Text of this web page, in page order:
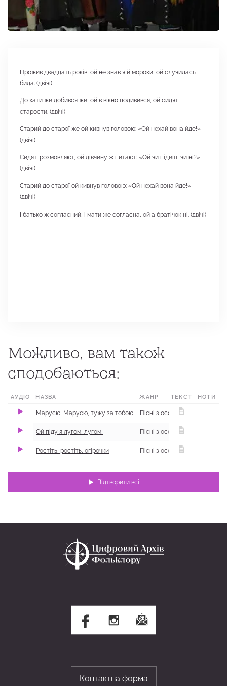
Прожив двадцать років, ой не знав я й мороки, ой случилась
бида. (двічі)
До хати же добився же, ой в вікно подивився, ой сидят
старости. (двічі)
Старий до старої же ой кивнув головою: «Ой нехай вона йде!»
(двічі)
Сидят, розмовляют, ой дівчину ж питают: «Ой чи підеш, чи ні?»
(двічі)
Старий до старої ой кивнув головою: «Ой нехай вона йде!»
(двічі)
І батько ж согласний, і мати же согласна, ой а братічок ні. (двічі)
Можливо, вам також
сподобаються:
АУДІО НАЗВА ЖАНР ТЕКСТ НОТИ
​Марусю, Марусю, тужу за тобою
Ой піду я лугом, лугом,
​Ростіть, ростіть, огірочки
Відтворити всі
Контактна форма